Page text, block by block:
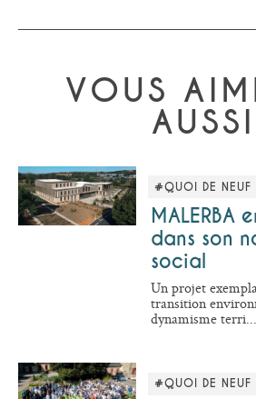
VOUS
AUSSI
#QUOI DE NEUF
MALERBA
dans son
social
Un projet
transition
dynamisme terri...
#QUOI DE NEUF